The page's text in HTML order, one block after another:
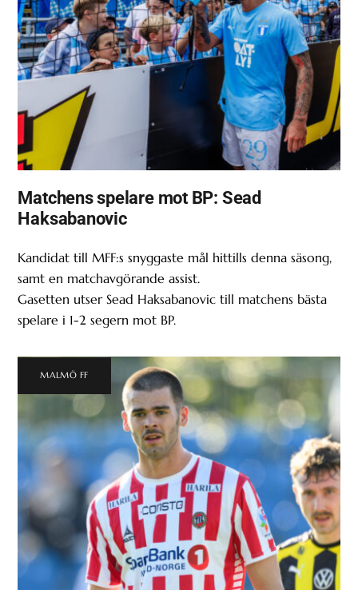
Matchens spelare mot BP: Sead
Haksabanovic
Kandidat till MFF:s snyggaste mål hittills denna säsong,
samt en matchavgörande assist.
Gasetten utser Sead Haksabanovic till matchens bästa
spelare i 1-2 segern mot BP.
MALMÖ FF